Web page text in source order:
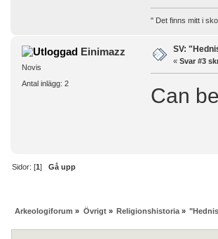
" Det finns mitt i
Einimazz
Novis
Antal inlägg: 2
SV:
« Svar #3
Can
Sidor: [1]Gå upp
Arkeologiforum » Övrigt» Religionshistoria»